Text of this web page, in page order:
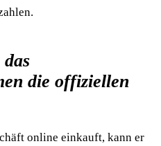
die offiziellen
online einkauft, kann er